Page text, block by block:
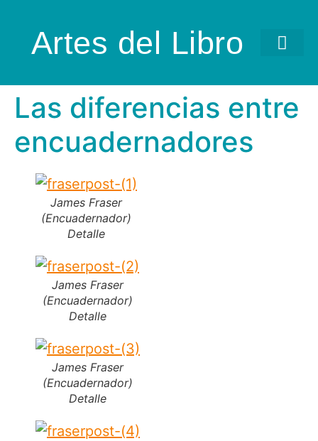
Artes del Libro
Las diferencias entre
encuadernadores
James Fraser
(Encuadernador)
Detalle
James Fraser
(Encuadernador)
Detalle
James Fraser
(Encuadernador)
Detalle